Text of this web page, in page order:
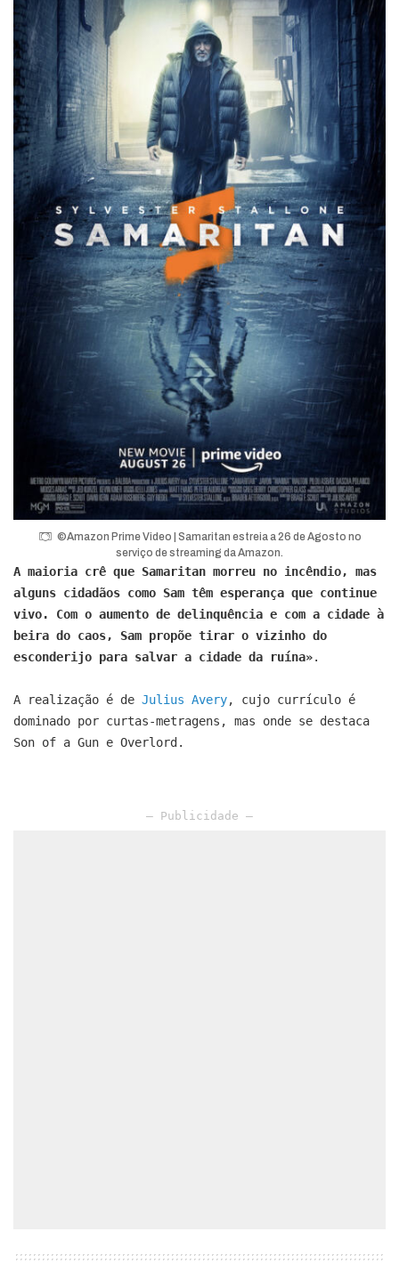
©Amazon Prime Video | Samaritan estreia a 26 de Agosto no
serviço de streaming da Amazon.
A maioria crê que Samaritan morreu no incêndio, mas
alguns cidadãos como Sam têm esperança que continue
vivo. Com o aumento de delinquência e com a cidade à
beira do caos, Sam propõe tirar o vizinho do
esconderijo para salvar a cidade da ruína».
A realização é de Julius Avery, cujo currículo é
dominado por curtas-metragens, mas onde se destaca
Son of a Gun e Overlord.
– Publicidade –